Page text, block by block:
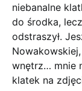
niebanalne
do środka,
odstraszył.
wnętrz… mnie
klatek na